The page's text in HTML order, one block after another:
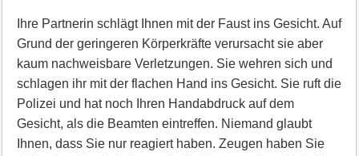
Ihre Partnerin schlägt Ihnen mit der Faust ins Gesicht. Auf
Grund der geringeren Körperkräfte verursacht sie aber
kaum nachweisbare Verletzungen. Sie wehren sich und
schlagen ihr mit der flachen Hand ins Gesicht. Sie ruft die
Polizei und hat noch Ihren Handabdruck auf dem
Gesicht, als die Beamten eintreffen. Niemand glaubt
Ihnen, dass Sie nur reagiert haben. Zeugen haben Sie